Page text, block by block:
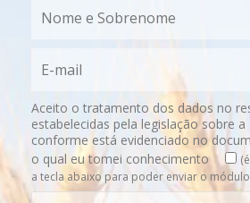
Aceito o tratamento dos dados no
estabelecidas pela legislação sobre a
conforme está evidenciado no
o qual eu tomei conhecimento
a tecla abaixo para poder enviar o